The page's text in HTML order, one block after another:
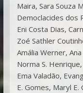
Maira, Sara Souza
Democlacides dos
Eni Costa Dias,
Zoé Sathler
Amália Werner,
Norma S.
Ema Valadão,
E. Gomes, Maryl